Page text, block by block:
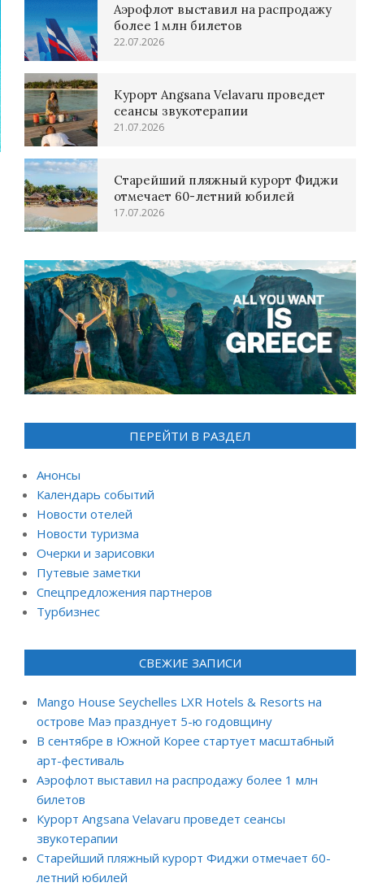
Аэрофлот выставил на распродажу
более 1 млн билетов
22.07.2026
Курорт Angsana Velavaru проведет
сеансы звукотерапии
21.07.2026
Старейший пляжный курорт Фиджи
отмечает 60-летний юбилей
17.07.2026
ПЕРЕЙТИ В РАЗДЕЛ
Анонсы
Календарь событий
Новости отелей
Новости туризма
Очерки и зарисовки
Путевые заметки
Спецпредложения партнеров
Турбизнес
СВЕЖИЕ ЗАПИСИ
Mango House Seychelles LXR Hotels & Resorts на
острове Маэ празднует 5-ю годовщину
В сентябре в Южной Корее стартует масштабный
арт-фестиваль
Аэрофлот выставил на распродажу более 1 млн
билетов
Курорт Angsana Velavaru проведет сеансы
звукотерапии
Старейший пляжный курорт Фиджи отмечает 60-
летний юбилей